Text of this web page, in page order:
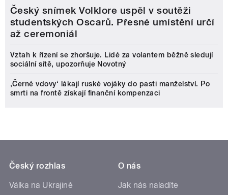
Český snímek Volklore uspěl v soutěži
studentských Oscarů. Přesné umístění určí
až ceremoniál
Vztah k řízení se zhoršuje. Lidé za volantem běžně sledují
sociální sítě, upozorňuje Novotný
‚Černé vdovy‘ lákají ruské vojáky do pasti manželství. Po
smrti na frontě získají finanční kompenzaci
Český rozhlas
Válka na Ukrajině
O nás
Jak nás naladíte